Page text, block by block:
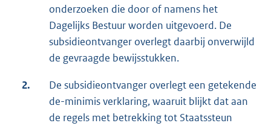
onderzoeken die door of namens het
Dagelijks Bestuur worden uitgevoerd. De
subsidieontvanger overlegt daarbij onverwijld
de gevraagde bewijsstukken.
2.
De subsidieontvanger overlegt een getekende
de-minimis verklaring, waaruit blijkt dat aan
de regels met betrekking tot Staatssteun